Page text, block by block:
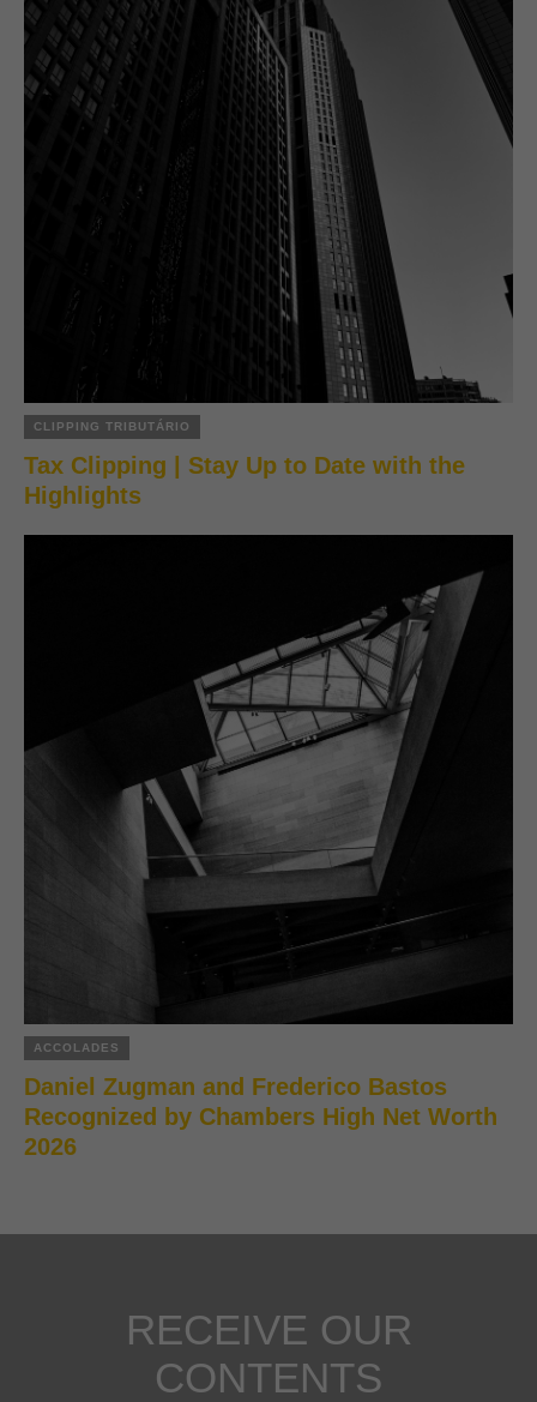
CLIPPING TRIBUTÁRIO
Tax Clipping | Stay Up to Date with the
Highlights
ACCOLADES
Daniel Zugman and Frederico Bastos
Recognized by Chambers High Net Worth
2026
RECEIVE OUR
CONTENTS